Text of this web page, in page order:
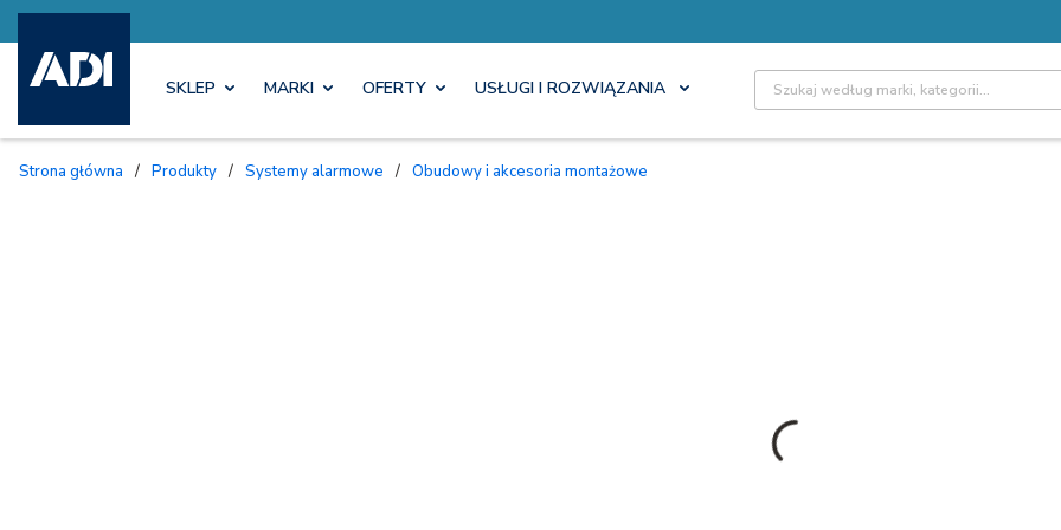
SKLEP MARKI OFERTY USŁUGI I ROZWIĄZANIA Site Search
Strona główna / Produkty / Systemy alarmowe / Obudowy i akcesoria montażowe